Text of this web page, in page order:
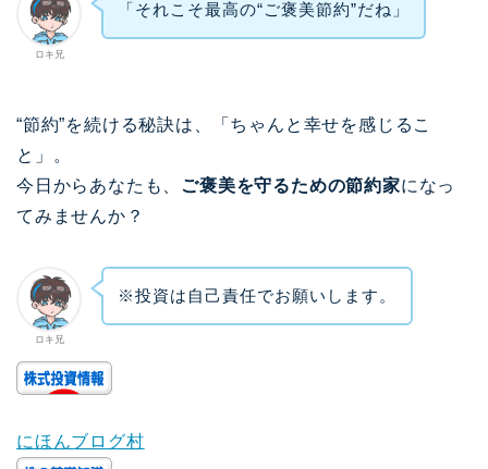
ロキ兄
「それこそ最高の“ご褒美節約”だね」
“節約”を続ける秘訣は、「ちゃんと幸せを感じるこ
と」。
今日からあなたも、 ご褒美を守るための節約家になっ
てみませんか？
ロキ兄
※投資は自己責任でお願いします。
にほんブログ村